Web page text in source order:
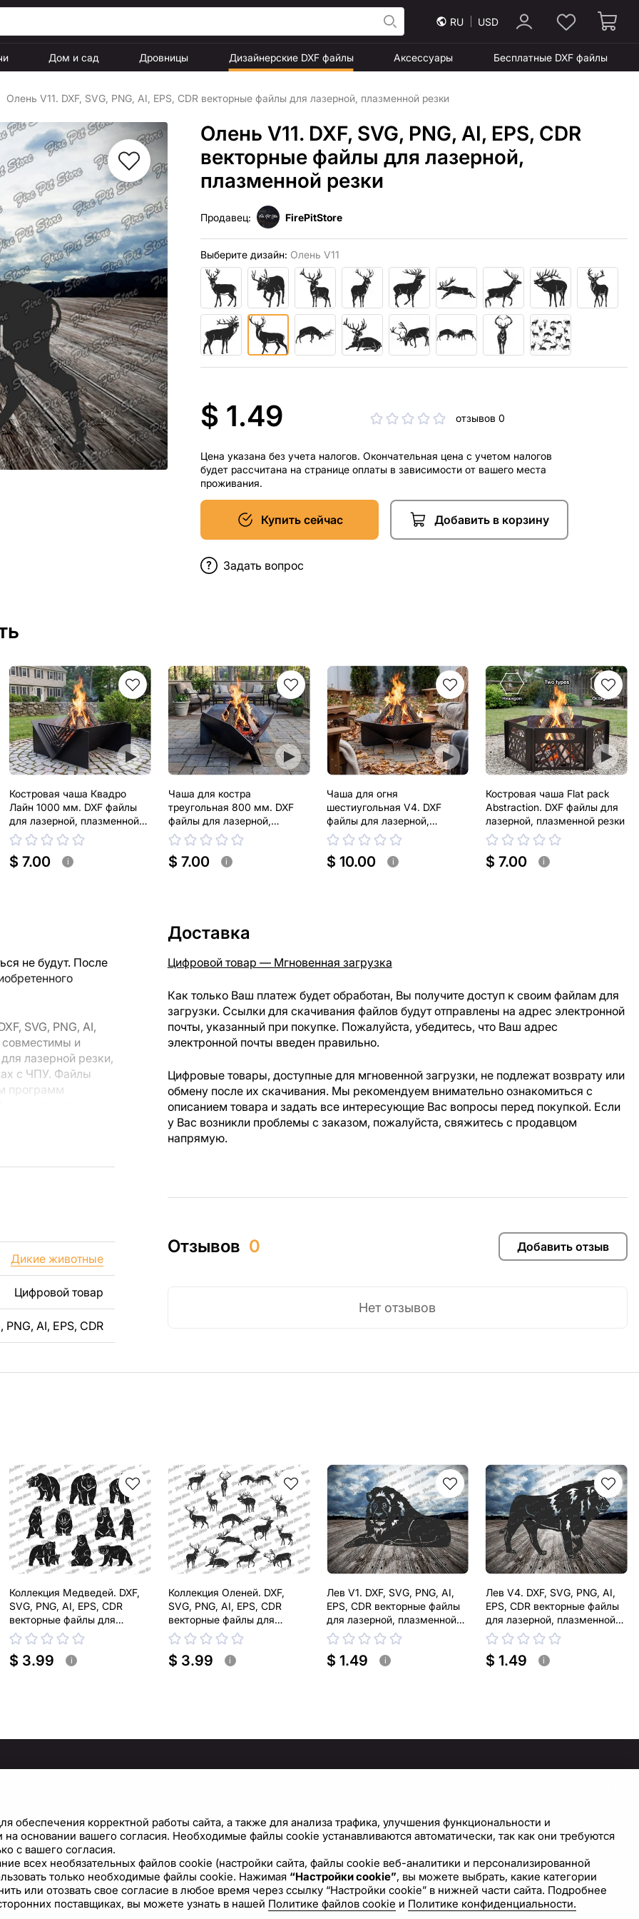
RU USD
Дом и сад Дровницы Дизайнерские DXF файлы Аксессуары Бесплатные DXF файлы
Олень V11. DXF, SVG, PNG, AI, EPS, CDR векторные файлы для лазерной, плазменной резки
Олень V11. DXF, SVG, PNG, AI, EPS, CDR
векторные файлы для лазерной,
плазменной резки
Продавец: FirePitStore
Выберите дизайн: Олень V11
$ 1.49 отзывов 0
Цена указана без учета налогов. Окончательная цена с учетом налогов
будет рассчитана на странице оплаты в зависимости от вашего места
проживания.
Купить сейчас Добавить в корзину
Задать вопрос
Костровая чаша Квадро
Лайн 1000 мм. DXF файлы
для лазерной, плазменной
резки
$ 7.00 i
Чаша для костра
треугольная 800 мм. DXF
файлы для лазерной,
плазменной резки
$ 7.00 i
Чаша для огня
шестиугольная V4. DXF
файлы для лазерной,
плазменной резки
$ 10.00 i
Костровая чаша Flat pack
Abstraction. DXF файлы для
лазерной, плазменной резки
$ 7.00 i
не будут. После
SVG, PNG, AI,
совместимы и
лазерной резки,
с ЧПУ. Файлы
программ
созданы с
что
изображение,
дизайн изделия.
Дикие животные
Цифровой товар
PNG, AI, EPS, CDR
Доставка
Цифровой товар — Мгновенная загрузка
Как только Ваш платеж будет обработан, Вы получите доступ к своим файлам для
загрузки. Ссылки для скачивания файлов будут отправлены на адрес электронной
почты, указанный при покупке. Пожалуйста, убедитесь, что Ваш адрес
электронной почты введен правильно.
Цифровые товары, доступные для мгновенной загрузки, не подлежат возврату или
обмену после их скачивания. Мы рекомендуем внимательно ознакомиться с
описанием товара и задать все интересующие Вас вопросы перед покупкой. Если
у Вас возникли проблемы с заказом, пожалуйста, свяжитесь с продавцом
напрямую.
Отзывов 0 Добавить отзыв
Нет отзывов
Коллекция Медведей. DXF,
SVG, PNG, AI, EPS, CDR
векторные файлы для
лазерной, плазменной резки
$ 3.99 i
Коллекция Оленей. DXF,
SVG, PNG, AI, EPS, CDR
векторные файлы для
лазерной, плазменной резки
$ 3.99 i
Лев V1. DXF, SVG, PNG, AI,
EPS, CDR векторные файлы
для лазерной, плазменной
резки
$ 1.49 i
Лев V4. DXF, SVG, PNG, AI,
EPS, CDR векторные файлы
для лазерной, плазменной
резки
$ 1.49 i
Условия использования сайта
Политика файлов cookie
Лицензионное соглашение
Настройки cookie
Напишите нам
корректной работы сайта, а также для анализа трафика, улучшения функциональности и
основании вашего согласия. Необходимые файлы cookie устанавливаются автоматически, так как они требуются
с вашего согласия.
всех необязательных файлов cookie (настройки сайта, файлы cookie веб-аналитики и персонализированной
только необходимые файлы cookie. Нажимая “Настройки cookie”, вы можете выбрать, какие категории
или отозвать свое согласие в любое время через ссылку “Настройки cookie” в нижней части сайта. Подробнее
поставщиках, вы можете узнать в нашей Политике файлов cookie и Политике конфиденциальности.